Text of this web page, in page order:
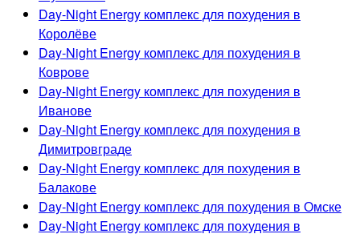
Day-Night Energy комплекс для похудения в
Королёве
Day-Night Energy комплекс для похудения в
Коврове
Day-Night Energy комплекс для похудения в
Иванове
Day-Night Energy комплекс для похудения в
Димитровграде
Day-Night Energy комплекс для похудения в
Балакове
Day-Night Energy комплекс для похудения в Омске
Day-Night Energy комплекс для похудения в